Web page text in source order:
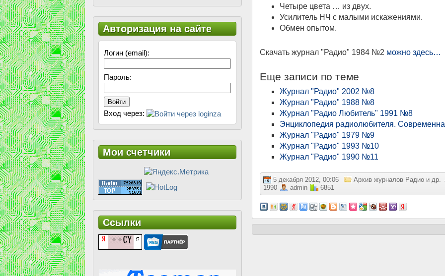
Четыре цвета … из двух.
Усилитель НЧ с малыми искажениями.
Обмен опытом.
Скачать журнал "Радио" 1984 №2 можно здесь…
Еще записи по теме
Журнал "Радио" 2002 №8
Журнал "Радио" 1988 №8
Журнал "Радио Любитель" 1991 №8
Энциклопедия радиолюбителя.
Журнал "Радио" 1979 №9
Журнал "Радио" 1993 №10
Журнал "Радио" 1990 №11
5 декабря 2012, 00:06 Архив журналов Радио и др.
1990
admin 6851
Авторизация на сайте
Логин (email):
Пароль:
Войти
Вход через:
Мои счетчики
Ссылки